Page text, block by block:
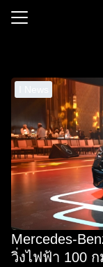
us
I News
Mercedes-
วิ่งไฟฟ้า 100